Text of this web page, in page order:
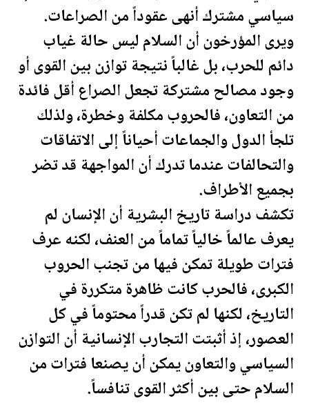
سياسي مشترك أنهى عقوداً من الصراعات.
ويرى المؤرخون أن السلام ليس حالة غياب
دائم للحرب، بل غالباً نتيجة توازن بين القوى أو
وجود مصالح مشتركة تجعل الصراع أقل فائدة
من التعاون، فالحروب مكلفة وخطرة، ولذلك
تلجأ الدول والجماعات أحياناً إلى الاتفاقات
والتحالفات عندما تدرك أن المواجهة قد تضر
بجميع الأطراف.
تكشف دراسة تاريخ البشرية أن الإنسان لم
يعرف عالماً خالياً تماماً من العنف، لكنه عرف
فترات طويلة تمكن فيها من تجنب الحروب
الكبرى، فالحرب كانت ظاهرة متكررة في
التاريخ، لكنها لم تكن قدراً محتوماً في كل
العصور، إذ أثبتت التجارب الإنسانية أن التوازن
السياسي والتعاون يمكن أن يصنعا فترات من
السلام حتى بين أكثر القوى تنافساً.